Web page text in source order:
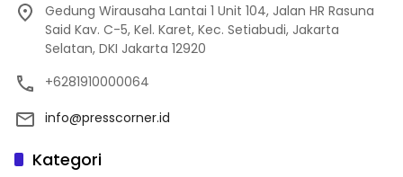
Gedung Wirausaha Lantai 1 Unit 104, Jalan HR Rasuna
Said Kav. C-5, Kel. Karet, Kec. Setiabudi, Jakarta
Selatan, DKI Jakarta 12920
+6281910000064
info@presscorner.id
Kategori